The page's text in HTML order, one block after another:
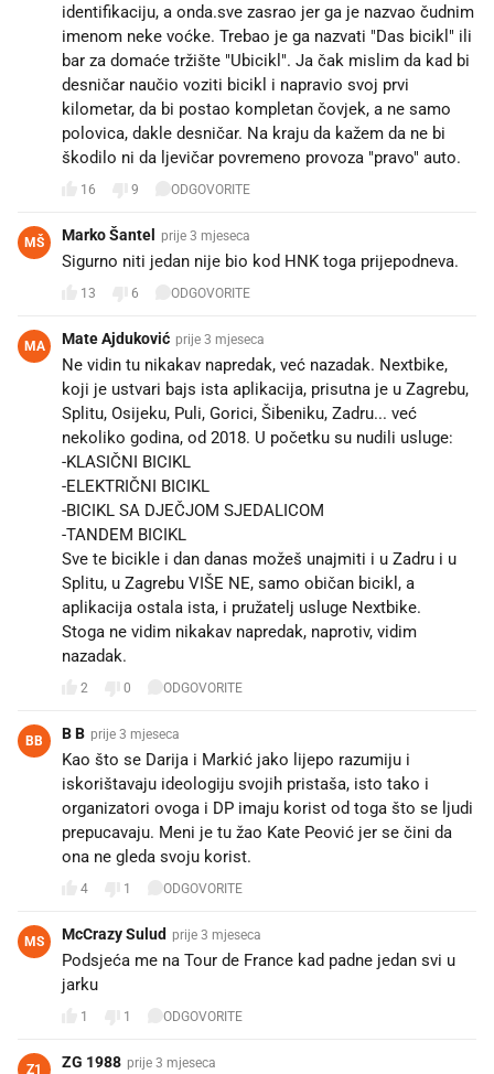
identifikaciju, a onda.sve zasrao jer ga je nazvao čudnim
imenom neke voćke. Trebao je ga nazvati "Das bicikl" ili
bar za domaće tržište "Ubicikl". Ja čak mislim da kad bi
desničar naučio voziti bicikl i napravio svoj prvi
kilometar, da bi postao kompletan čovjek, a ne samo
polovica, dakle desničar. Na kraju da kažem da ne bi
škodilo ni da ljevičar povremeno provoza "pravo" auto.
16 9 ODGOVORITE
MŠ Marko Šantel prije 3 mjeseca
Sigurno niti jedan nije bio kod HNK toga prijepodneva.
13 6 ODGOVORITE
MA Mate Ajduković prije 3 mjeseca
Ne vidin tu nikakav napredak, već nazadak. Nextbike,
koji je ustvari bajs ista aplikacija, prisutna je u Zagrebu,
Splitu, Osijeku, Puli, Gorici, Šibeniku, Zadru... već
nekoliko godina, od 2018. U početku su nudili usluge:
-KLASIČNI BICIKL
-ELEKTRIČNI BICIKL
-BICIKL SA DJEČJOM SJEDALICOM
-TANDEM BICIKL
Sve te bicikle i dan danas možeš unajmiti i u Zadru i u
Splitu, u Zagrebu VIŠE NE, samo običan bicikl, a
aplikacija ostala ista, i pružatelj usluge Nextbike.
Stoga ne vidim nikakav napredak, naprotiv, vidim
nazadak.
2 0 ODGOVORITE
BB B B prije 3 mjeseca
Kao što se Darija i Markić jako lijepo razumiju i
iskorištavaju ideologiju svojih pristaša, isto tako i
organizatori ovoga i DP imaju korist od toga što se ljudi
prepucavaju. Meni je tu žao Kate Peović jer se čini da
ona ne gleda svoju korist.
4 1 ODGOVORITE
MS McCrazy Sulud prije 3 mjeseca
Podsjeća me na Tour de France kad padne jedan svi u
jarku
1 1 ODGOVORITE
Z1 ZG 1988 prije 3 mjeseca